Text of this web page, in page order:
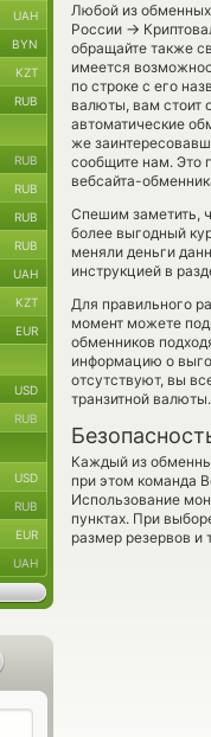
Любой из обменных
России →
обращайте также
имеется
по строке с его
валюты, вам стоит
автоматические
же
сообщите нам. Это
вебсайта-
Спешим заметить,
более выгодный
меняли деньги
инструкцией в
Для правильного
момент можете
обменников
информацию о
отсутствуют, вы
транзитной валюты.
Каждый из
при этом команда
Использование
пунктах. При
размер резервов и
UAH
BYN
KZT
RUB
RUB
RUB
RUB
RUB
UAH
KZT
EUR
USD
RUB
USD
RUB
EUR
UAH